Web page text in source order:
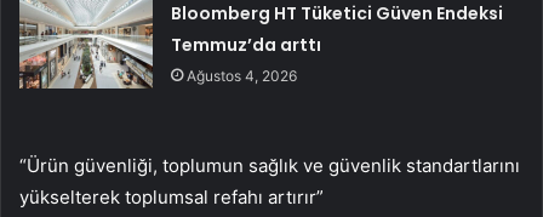
Bloomberg HT Tüketici Güven Endeksi
Temmuz’da arttı
Ağustos 4, 2026
“Ürün güvenliği, toplumun sağlık ve güvenlik standartlarını
yükselterek toplumsal refahı artırır”